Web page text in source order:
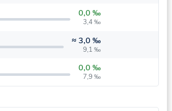
0,0 ‰
3,4 ‰
≈ 3,0 ‰
9,1 ‰
0,0 ‰
7,9 ‰